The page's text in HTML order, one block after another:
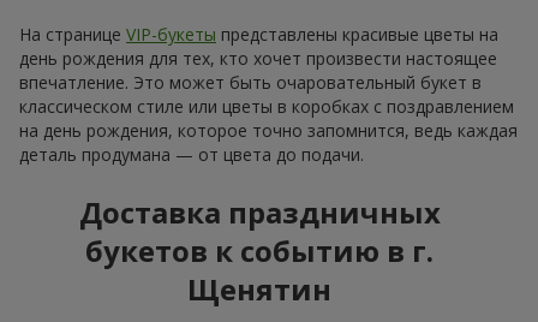
Гигантский бежевый мишка и 25 красных роз
Харьков
Фотогалерея